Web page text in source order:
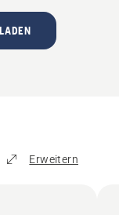
Erweitern